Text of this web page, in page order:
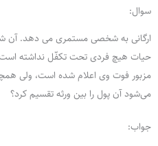
سوال:
ارگانی به شخصی مستمری می دهد. آن
حیات هیچ فردی تحت تکفّل نداشته است.
مزبور فوت وی اعلام شده است، ولی
می‌شود آن پول را بین ورثه تقسیم کرد؟
جواب: